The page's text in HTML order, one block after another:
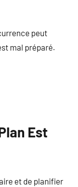
peut
mal préparé.
Est
et de planifier